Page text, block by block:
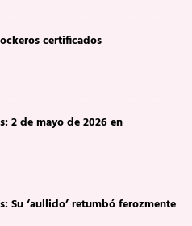
certificados
2 de mayo de 2026 en
Su ‘aullido’ retumbó ferozmente